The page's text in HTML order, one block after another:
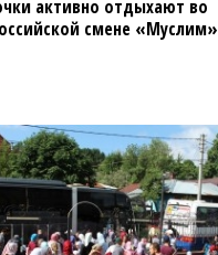
активно отдыхают во
смене «Муслим»